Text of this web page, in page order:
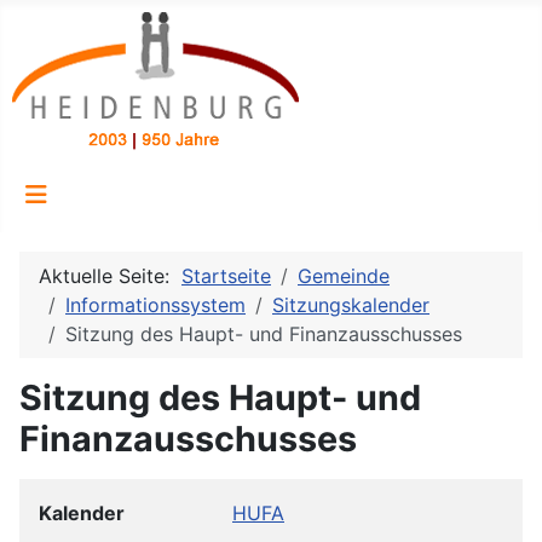
Aktuelle Seite: Startseite
Gemeinde
Informationssystem
Sitzungskalender
Sitzung des Haupt- und Finanzausschusses
Sitzung des Haupt- und
Finanzausschusses
Kalender HUFA